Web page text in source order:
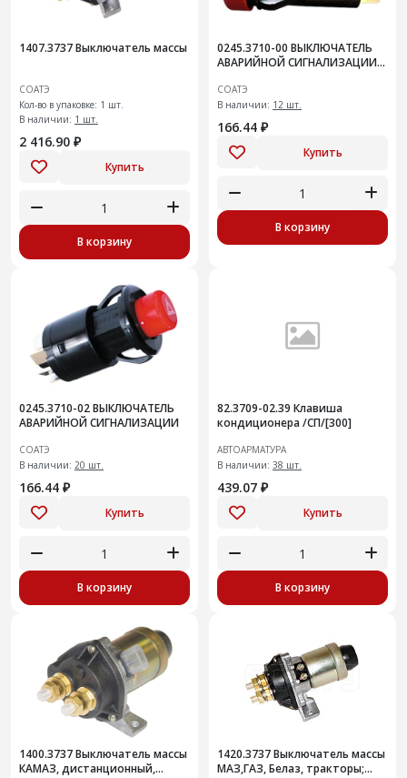
1407.3737 Выключатель массы
СОАТЭ
Кол-во в упаковке: 1 шт.
В наличии: 1 шт.
2 416.90 ₽
Купить
В корзину
0245.3710-00 ВЫКЛЮЧАТЕЛЬ
АВАРИЙНОЙ СИГНАЛИЗАЦИИ
СОАТЭ
В наличии: 12 шт.
166.44 ₽
Купить
В корзину
0245.3710-02 ВЫКЛЮЧАТЕЛЬ
АВАРИЙНОЙ СИГНАЛИЗАЦИИ
СОАТЭ
В наличии: 20 шт.
166.44 ₽
Купить
В корзину
82.3709-02.39 Клавиша
кондиционера /СП/[300]
АВТОАРМАТУРА
В наличии: 38 шт.
439.07 ₽
Купить
В корзину
1400.3737 Выключатель массы
КАМАЗ, дистанционный,
1420.3737 Выключатель массы
МАЗ,ГАЗ, Белаз, тракторы;